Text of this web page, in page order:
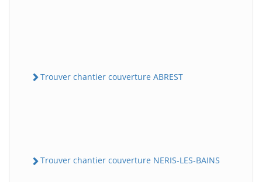
Trouver chantier couverture ABREST
Trouver chantier couverture NERIS-LES-BAINS